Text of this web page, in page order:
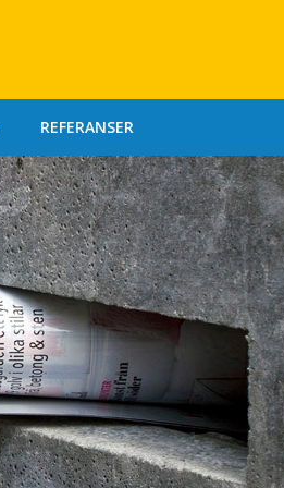
REFERANSER